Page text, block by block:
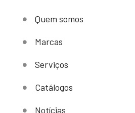
Quem somos
Marcas
Serviços
Catálogos
Notícias